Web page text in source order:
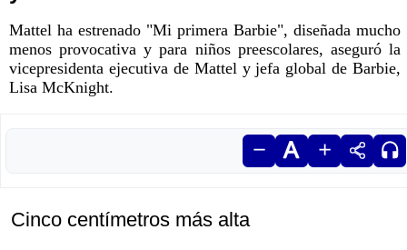
Mattel ha estrenado "Mi primera Barbie", diseñada mucho
menos provocativa y para niños preescolares, aseguró la
vicepresidenta ejecutiva de Mattel y jefa global de Barbie,
Lisa McKnight.
Cinco centímetros más alta